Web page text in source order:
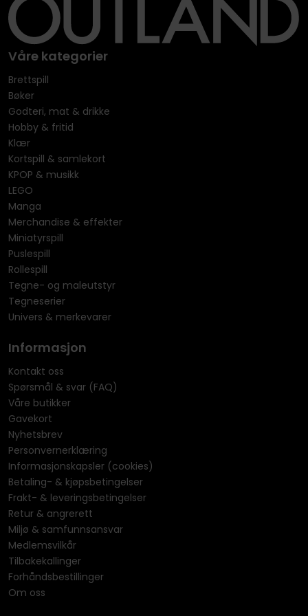
Våre kategorier
Brettspill
Bøker
Godteri, mat & drikke
Hobby & fritid
Klær
Kortspill & samlekort
KPOP & musikk
LEGO
Manga
Merchandise & effekter
Miniatyrspill
Puslespill
Rollespill
Tegne- og maleutstyr
Tegneserier
Univers & merkevarer
Informasjon
Kontakt oss
Spørsmål & svar (FAQ)
Våre butikker
Gavekort
Nyhetsbrev
Personvernerklæring
Informasjonskapsler (cookies)
Betaling- & kjøpsbetingelser
Frakt- & leveringsbetingelser
Retur & angrerett
Miljø & samfunnsansvar
Medlemsvilkår
Tilbakekallinger
Forhåndsbestillinger
Om oss